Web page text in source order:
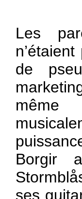
Les
de
Borgir
ses